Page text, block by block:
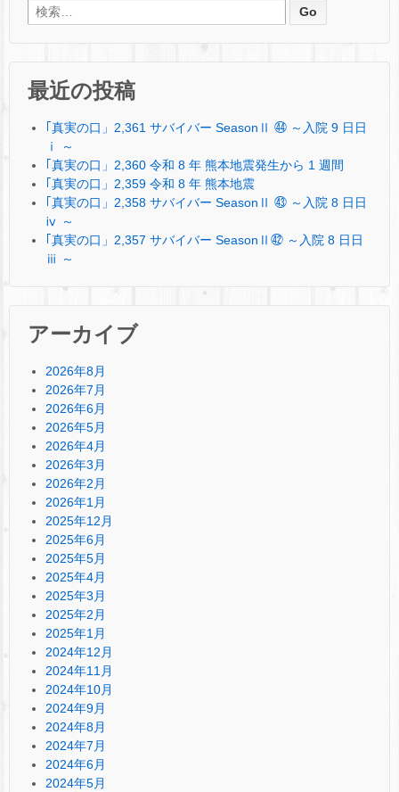
検索:
最近の投稿
｢真実の口」2,361 サバイバー SeasonⅡ ㊹ ～入院 9 日日
ⅰ ～
｢真実の口」2,360 令和 8 年 熊本地震発生から 1 週間
｢真実の口」2,359 令和 8 年 熊本地震
｢真実の口」2,358 サバイバー SeasonⅡ ㊸ ～入院 8 日日
ⅳ ～
｢真実の口」2,357 サバイバー SeasonⅡ㊷ ～入院 8 日日
ⅲ ～
アーカイブ
2026年8月
2026年7月
2026年6月
2026年5月
2026年4月
2026年3月
2026年2月
2026年1月
2025年12月
2025年6月
2025年5月
2025年4月
2025年3月
2025年2月
2025年1月
2024年12月
2024年11月
2024年10月
2024年9月
2024年8月
2024年7月
2024年6月
2024年5月